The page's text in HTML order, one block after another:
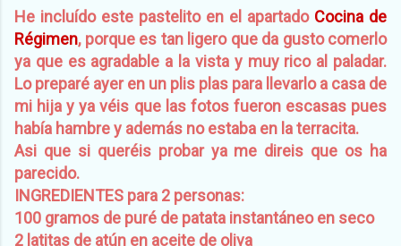
He incluído este pastelito en el apartado Cocina de
Régimen, porque es tan ligero que da gusto comerlo
ya que es agradable a la vista y muy rico al paladar.
Lo preparé ayer en un plis plas para llevarlo a casa de
mi hija y ya véis que las fotos fueron escasas pues
había hambre y además no estaba en la terracita.
Asi que si queréis probar ya me direis que os ha
parecido.
INGREDIENTES para 2 personas:
100 gramos de puré de patata instantáneo en seco
2 latitas de atún en aceite de oliva